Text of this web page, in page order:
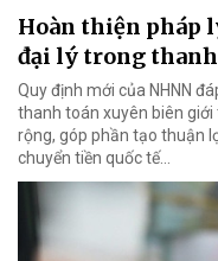
Hoàn thiện pháp
đại lý trong thanh
Quy định mới của NHNN
thanh toán xuyên biên
rộng, góp phần tạo thuận
chuyển tiền quốc tế...